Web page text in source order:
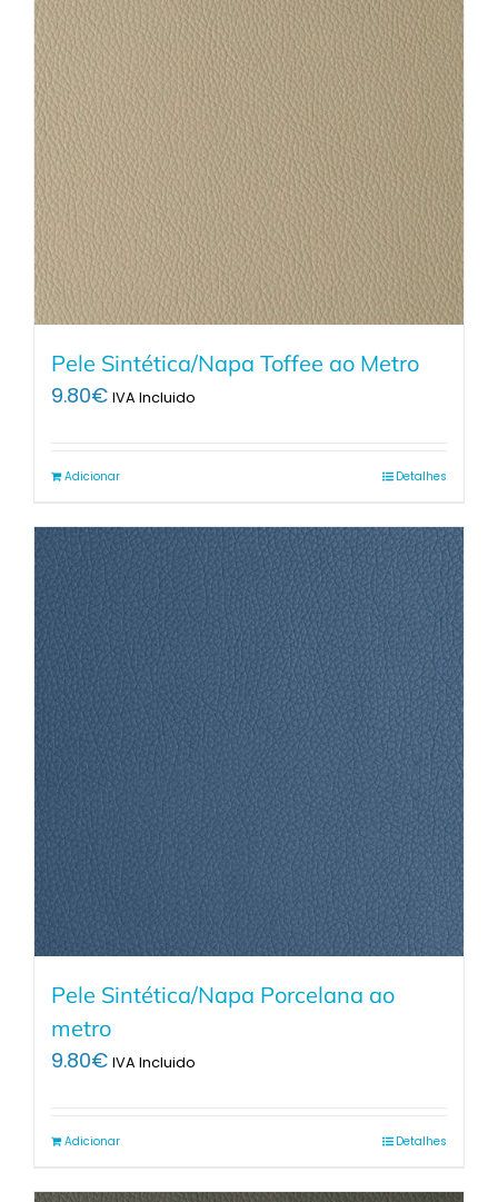
Pele Sintética/Napa Toffee ao Metro
9.80€ IVA Incluido
Adicionar Detalhes
Pele Sintética/Napa Porcelana ao
metro
9.80€ IVA Incluido
Adicionar Detalhes